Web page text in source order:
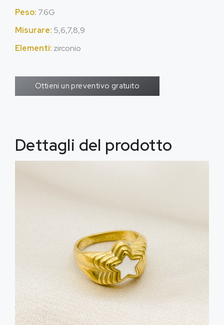
Peso: 7.6G
Misurare: 5,6,7,8,9
Elementi: zirconio
Ottieni un preventivo gratuito
Dettagli del prodotto